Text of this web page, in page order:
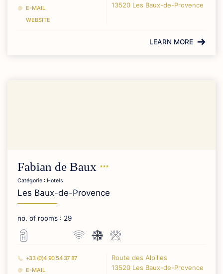
E-MAIL
WEBSITE
13520 Les Baux-de-Provence
LEARN MORE
Fabian de Baux
Catégorie : Hotels
Les Baux-de-Provence
no. of rooms : 29
+33 (0)4 90 54 37 87
E-MAIL
Route des Alpilles
13520 Les Baux-de-Provence